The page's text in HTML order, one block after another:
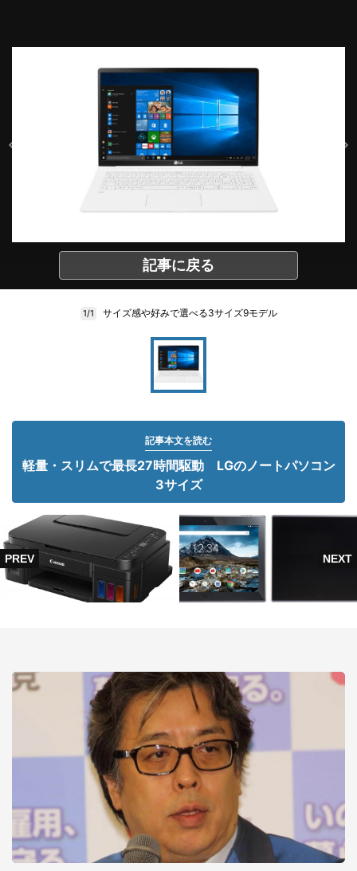
記事に戻る
1/1 サイズ感や好みで選べる3サイズ9モデル
記事本文を読む
軽量・スリムで最長27時間駆動 LGのノートパソコン
3サイズ